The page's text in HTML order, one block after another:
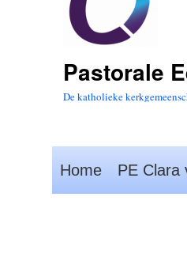
Pastorale
De katholieke
Home PE Clara